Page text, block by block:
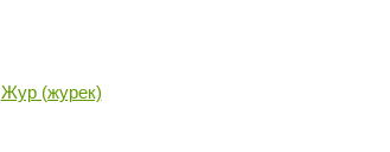
Жур (журек)